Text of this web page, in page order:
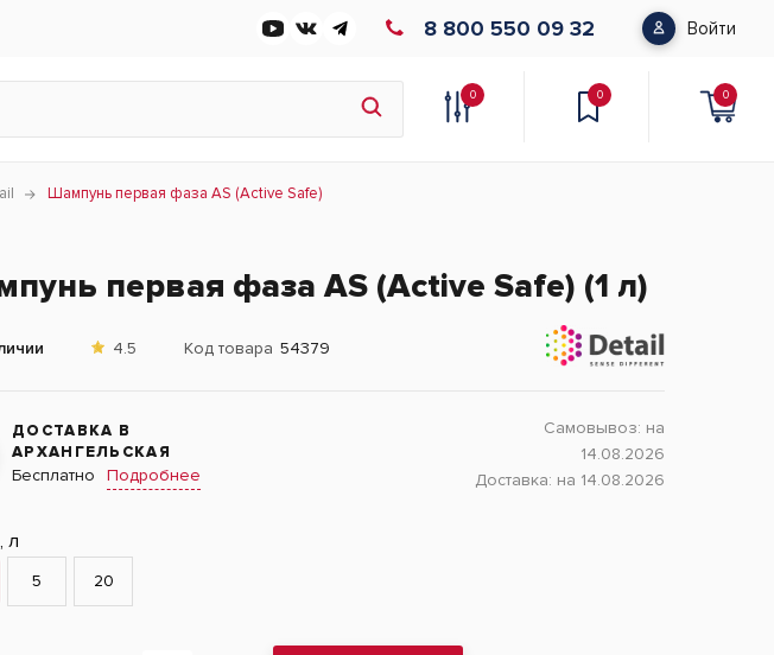
8 800 550 09 32 Войти
0 0 0
Шампунь первая фаза AS (Active Safe)
первая фаза AS (Active Safe) (1 л)
4.5 Код товара 54379
ДОСТАВКА В
АРХАНГЕЛЬСКАЯ
Бесплатно Подробнее
Самовывоз: на
14.08.2026
Доставка: на 14.08.2026
л
5 20